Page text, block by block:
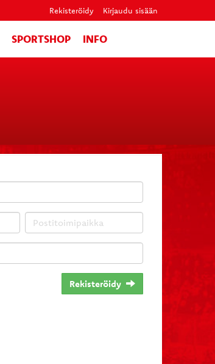
Rekisteröidy Kirjaudu sisään
SPORTSHOP INFO
Rekisteröidy